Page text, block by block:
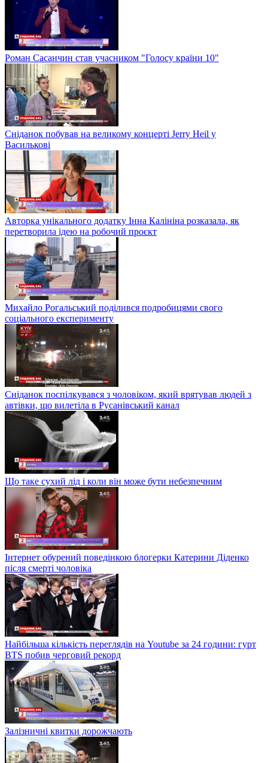
Роман Сасанчин став учасником "Голосу країни 10"
Сніданок побував на великому концерті Jerry Heil у
Василькові
Авторка унікального додатку Інна Калініна розказала, як
перетворила ідею на робочий проєкт
Михайло Рогальський поділився подробицями свого
соціального експерименту
Сніданок поспілкувався з чоловіком, який врятував людей з
автівки, що вилетіла в Русанівський канал
Що таке сухий лід і коли він може бути небезпечним
Інтернет обурений поведінкою блогерки Катерини Діденко
після смерті чоловіка
Найбільша кількість переглядів на Youtube за 24 години: гурт
BTS побив черговий рекорд
Залізничні квитки дорожчають